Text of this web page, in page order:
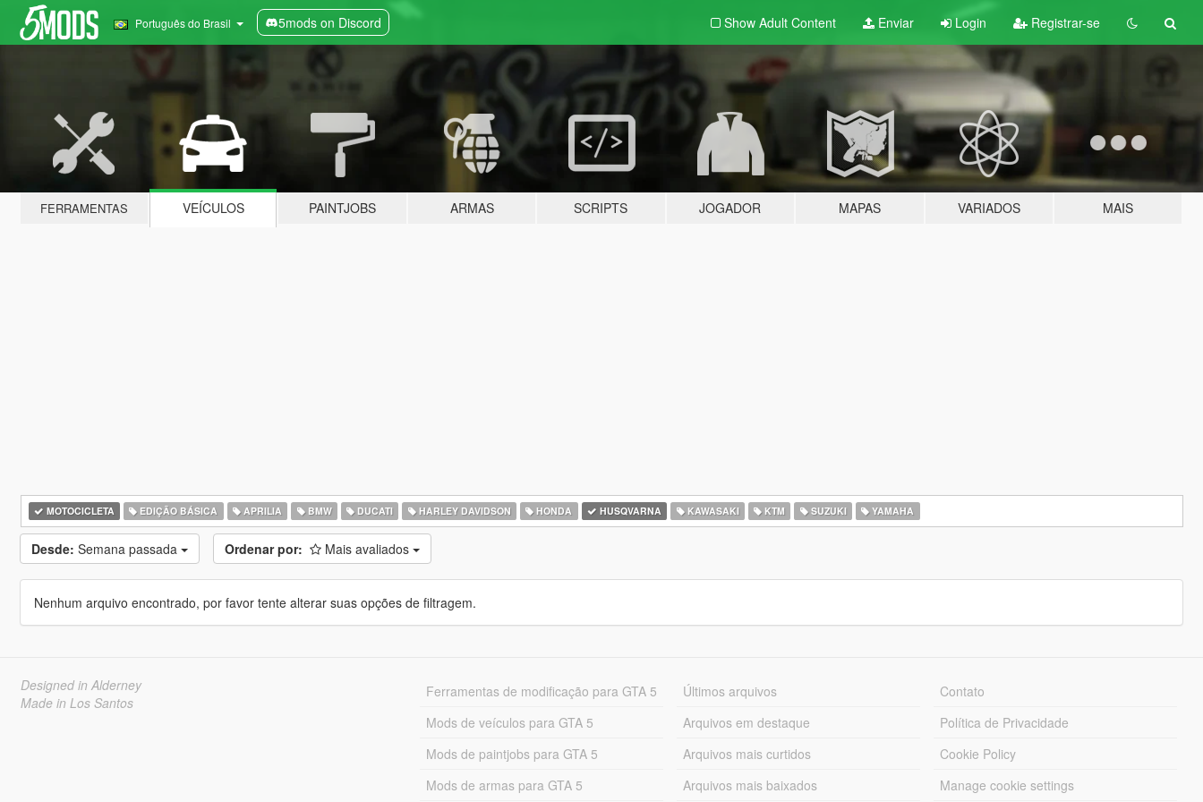
Português do Brasil 5mods on Discord Show Adult Content Enviar Login Registrar-se
FERRAMENTAS VEÍCULOS PAINTJOBS ARMAS SCRIPTS JOGADOR MAPAS VARIADOS MAIS
MOTOCICLETA EDIÇÃO BÁSICA APRILIA BMW DUCATI HARLEY DAVIDSON HONDA HUSQVARNA KAWASAKI KTM SUZUKI YAMAHA
Desde: Semana passada Ordenar por: Mais avaliados
Nenhum arquivo encontrado, por favor tente alterar suas opções de filtragem.
Designed in Alderney
Made in Los Santos
Ferramentas de modificação para GTA 5
Mods de veículos para GTA 5
Mods de paintjobs para GTA 5
Mods de armas para GTA 5
Últimos arquivos
Arquivos em destaque
Arquivos mais curtidos
Arquivos mais baixados
Contato
Política de Privacidade
Cookie Policy
Manage cookie settings